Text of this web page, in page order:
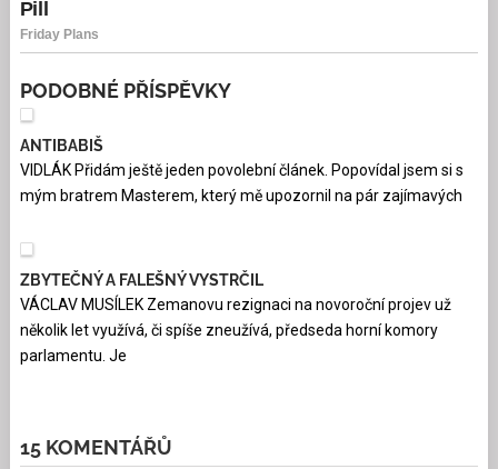
PODOBNÉ PŘÍSPĚVKY
ANTIBABIŠ
VIDLÁK Přidám ještě jeden povolební článek. Popovídal jsem si s
mým bratrem Masterem, který mě upozornil na pár zajímavých
ZBYTEČNÝ A FALEŠNÝ VYSTRČIL
VÁCLAV MUSÍLEK Zemanovu rezignaci na novoroční projev už
několik let využívá, či spíše zneužívá, předseda horní komory
parlamentu. Je
15 KOMENTÁŘŮ